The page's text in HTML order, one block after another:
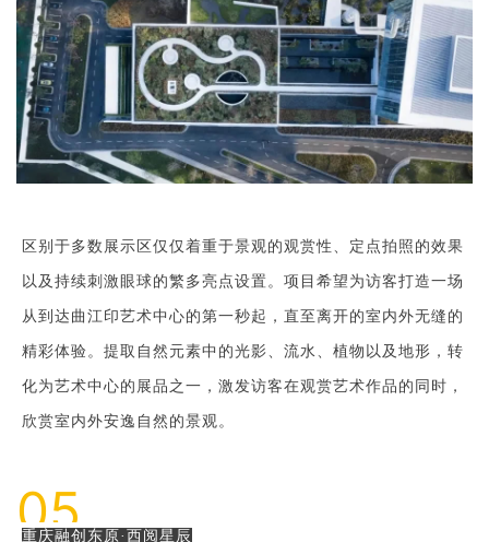
区别于多数展示区仅仅着重于景观的观赏性、定点拍照的效果
以及持续刺激眼球的繁多亮点设置。项目希望为访客打造一场
从到达曲江印艺术中心的第一秒起，直至离开的室内外无缝的
精彩体验。提取自然元素中的光影、流水、植物以及地形，转
化为艺术中心的展品之一，激发访客在观赏艺术作品的同时，
欣赏室内外安逸自然的景观。
05
重庆融创东原·西阅星辰